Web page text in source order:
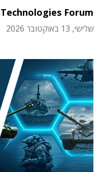
Forum
שלישי, 13 באוקטובר 2026